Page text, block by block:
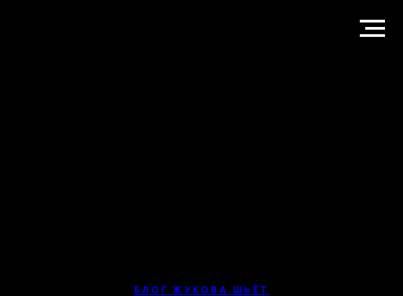
БЛОГ ЖУКОВА.ШЬЁТ